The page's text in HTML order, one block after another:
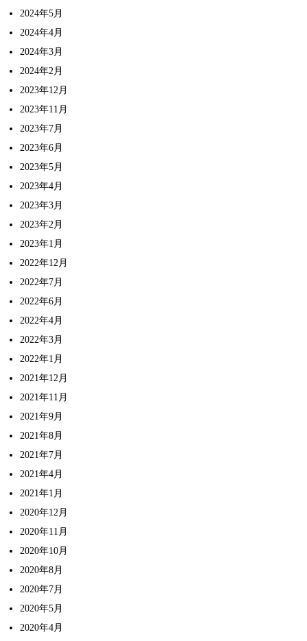
2024年5月
2024年4月
2024年3月
2024年2月
2023年12月
2023年11月
2023年7月
2023年6月
2023年5月
2023年4月
2023年3月
2023年2月
2023年1月
2022年12月
2022年7月
2022年6月
2022年4月
2022年3月
2022年1月
2021年12月
2021年11月
2021年9月
2021年8月
2021年7月
2021年4月
2021年1月
2020年12月
2020年11月
2020年10月
2020年8月
2020年7月
2020年5月
2020年4月